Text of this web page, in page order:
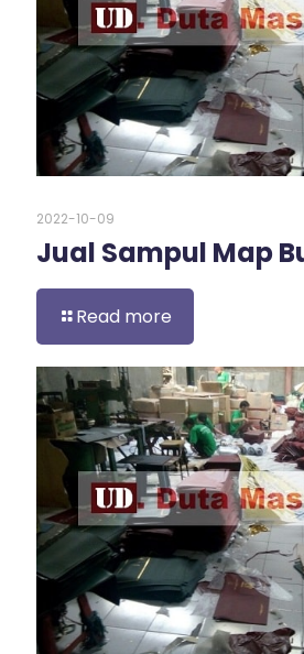
2022-10-09
Jual Sampul Map
Read more